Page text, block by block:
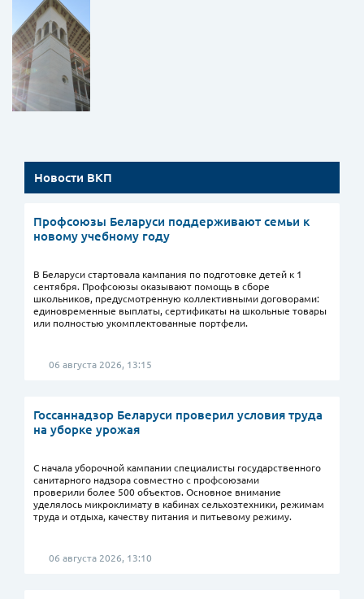
Новости ВКП
Профсоюзы Беларуси поддерживают семьи к
новому учебному году
В Беларуси стартовала кампания по подготовке детей к 1
сентября. Профсоюзы оказывают помощь в сборе
школьников, предусмотренную коллективными договорами:
единовременные выплаты, сертификаты на школьные товары
или полностью укомплектованные портфели.
06 августа 2026, 13:15
Госсаннадзор Беларуси проверил условия труда
на уборке урожая
С начала уборочной кампании специалисты государственного
санитарного надзора совместно с профсоюзами
проверили более 500 объектов. Основное внимание
уделялось микроклимату в кабинах сельхозтехники, режимам
труда и отдыха, качеству питания и питьевому режиму.
06 августа 2026, 13:10